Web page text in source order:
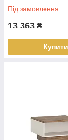
Під замовлення
13 363 ₴
Купити